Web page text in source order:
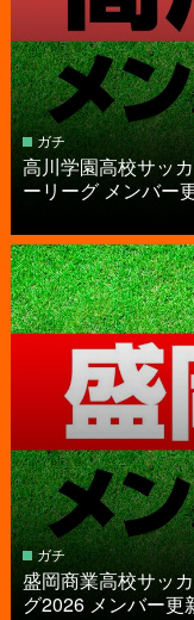
ガチ
高川学園高校サッ
ーリーグ メンバー
ガチ
盛岡商業高校サッ
グ2026 メンバー更